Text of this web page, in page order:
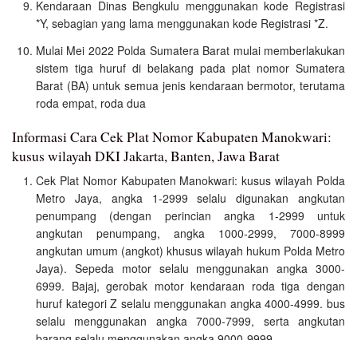
Kendaraan Dinas Bengkulu menggunakan kode Registrasi
*Y, sebagian yang lama menggunakan kode Registrasi *Z.
Mulai Mei 2022 Polda Sumatera Barat mulai memberlakukan
sistem tiga huruf di belakang pada plat nomor Sumatera
Barat (BA) untuk semua jenis kendaraan bermotor, terutama
roda empat, roda dua
Informasi Cara Cek Plat Nomor Kabupaten Manokwari:
kusus wilayah DKI Jakarta, Banten, Jawa Barat
Cek Plat Nomor Kabupaten Manokwari: kusus wilayah Polda
Metro Jaya, angka 1-2999 selalu digunakan angkutan
penumpang (dengan perincian angka 1-2999 untuk
angkutan penumpang, angka 1000-2999, 7000-8999
angkutan umum (angkot) khusus wilayah hukum Polda Metro
Jaya). Sepeda motor selalu menggunakan angka 3000-
6999. Bajaj, gerobak motor kendaraan roda tiga dengan
huruf kategori Z selalu menggunakan angka 4000-4999. bus
selalu menggunakan angka 7000-7999, serta angkutan